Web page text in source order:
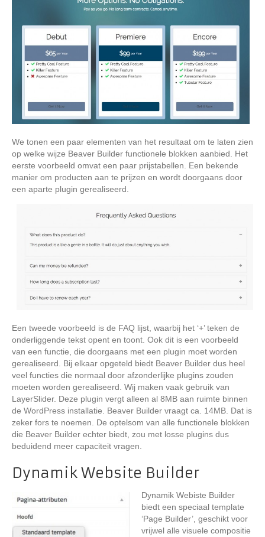
We tonen een paar elementen van het resultaat om te laten zien
op welke wijze Beaver Builder functionele blokken aanbied. Het
eerste voorbeeld omvat een paar prijstabellen. Een bekende
manier om producten aan te prijzen en wordt doorgaans door
een aparte plugin gerealiseerd.
Een tweede voorbeeld is de FAQ lijst, waarbij het ‘+’ teken de
onderliggende tekst opent en toont. Ook dit is een voorbeeld
van een functie, die doorgaans met een plugin moet worden
gerealiseerd. Bij elkaar opgeteld biedt Beaver Builder dus heel
veel functies die normaal door afzonderlijke plugins zouden
moeten worden gerealiseerd. Wij maken vaak gebruik van
LayerSlider. Deze plugin vergt alleen al 8MB aan ruimte binnen
de WordPress installatie. Beaver Builder vraagt ca. 14MB. Dat is
zeker fors te noemen. De optelsom van alle functionele blokken
die Beaver Builder echter biedt, zou met losse plugins dus
beduidend meer capaciteit vragen.
Dynamik Website Builder
Dynamik Webiste Builder
biedt een speciaal template
‘Page Builder’, geschikt voor
vrijwel alle visuele compositie